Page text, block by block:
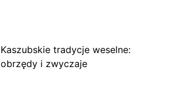
Kaszubskie tradycje weselne:
obrzędy i zwyczaje